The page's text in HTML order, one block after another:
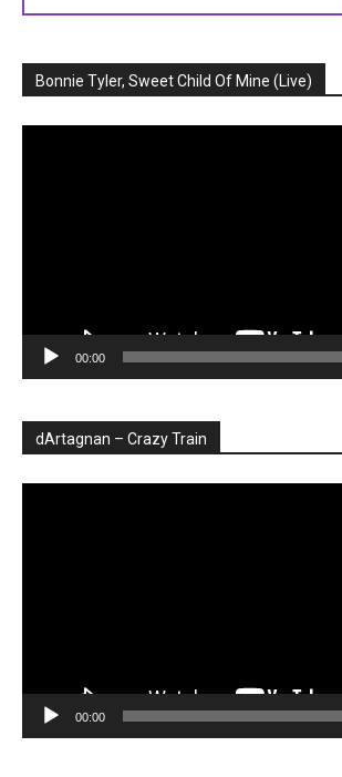
Bonnie Tyler, Sweet Child Of Mine (Live)
00:00
dArtagnan – Crazy Train
00:00